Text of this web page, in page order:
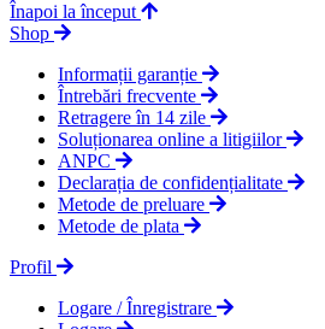
Înapoi la început
Shop
Informații garanție
Întrebări frecvente
Retragere în 14 zile
Soluționarea online a litigiilor
ANPC
Declarația de confidențialitate
Metode de preluare
Metode de plata
Profil
Logare / Înregistrare